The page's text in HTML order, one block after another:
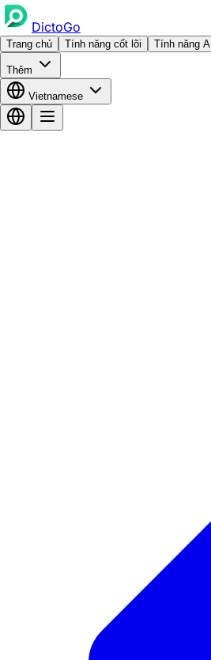
DictoGo
Trang chủ Tính năng cốt lõi Tính năng AI
Thêm
Vietnamese